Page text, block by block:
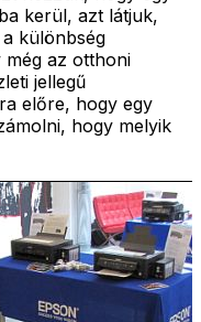
kerül, azt látjuk,
különbség
az otthoni
jellegű
előre, hogy egy
hogy melyik